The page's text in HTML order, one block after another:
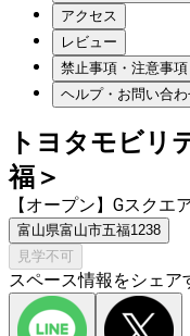
アクセス
レビュー
禁止事項・注意事項
ヘルプ・お問い合
トヨタモビリ
福＞
【オープン】Gスクエ
富山県富山市五福1238
見学不可
スペース情報をシェア